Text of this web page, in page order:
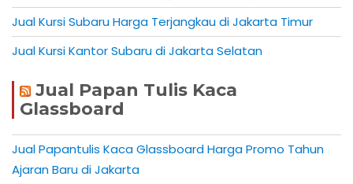
Jual Kursi Subaru Harga Terjangkau di Jakarta Timur
Jual Kursi Kantor Subaru di Jakarta Selatan
Jual Papan Tulis Kaca
Glassboard
Jual Papantulis Kaca Glassboard Harga Promo Tahun
Ajaran Baru di Jakarta